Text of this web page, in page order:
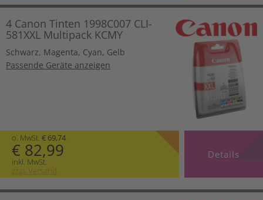
4 Canon Tinten 1998C007 CLI-
581XXL Multipack KCMY
Schwarz, Magenta, Cyan, Gelb
Passende Geräte anzeigen
o. MwSt. € 69,74
€ 82,99
inkl. MwSt.
zzgl. Versand
Details